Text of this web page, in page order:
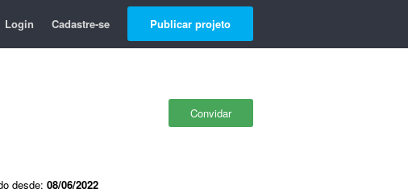
Login Cadastre-se Publicar projeto
Convidar
desde: 08/06/2022